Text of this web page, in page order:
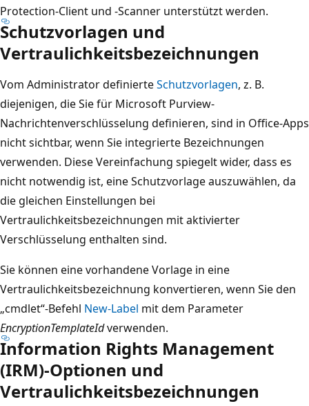
Protection-Client und -Scanner unterstützt werden.
Schutzvorlagen und
Vertraulichkeitsbezeichnungen
Vom Administrator definierteSchutzvorlagen, z. B.
diejenigen, die Sie für Microsoft Purview-
Nachrichtenverschlüsselung definieren, sind in Office-Apps
nicht sichtbar, wenn Sie integrierte Bezeichnungen
verwenden. Diese Vereinfachung spiegelt wider, dass es
nicht notwendig ist, eine Schutzvorlage auszuwählen, da
die gleichen Einstellungen bei
Vertraulichkeitsbezeichnungen mit aktivierter
Verschlüsselung enthalten sind.
Sie können eine vorhandene Vorlage in eine
Vertraulichkeitsbezeichnung konvertieren, wenn Sie den
„cmdlet“-Befehl New-Label mit dem Parameter
EncryptionTemplateIdverwenden.
Information Rights Management
(IRM)-Optionen und
Vertraulichkeitsbezeichnungen